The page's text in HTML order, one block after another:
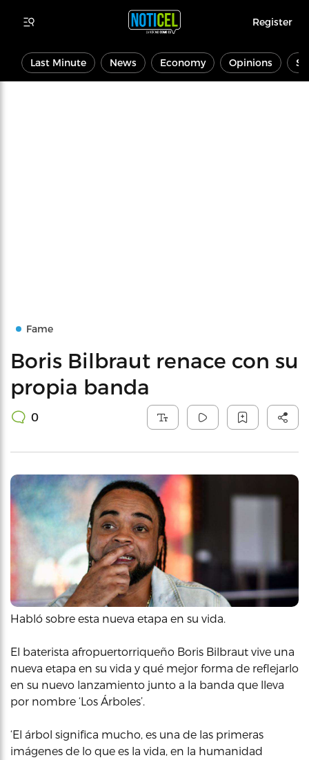
Register
Last Minute News Economy Opinions
Fame
Boris Bilbraut renace con su
propia banda
0
Habló sobre esta nueva etapa en su vida.
El baterista afropuertorriqueño Boris Bilbraut vive una
nueva etapa en su vida y qué mejor forma de reflejarlo
en su nuevo lanzamiento junto a la banda que lleva
por nombre ‘Los Árboles’.
‘El árbol significa mucho, es una de las primeras
imágenes de lo que es la vida, en la humanidad